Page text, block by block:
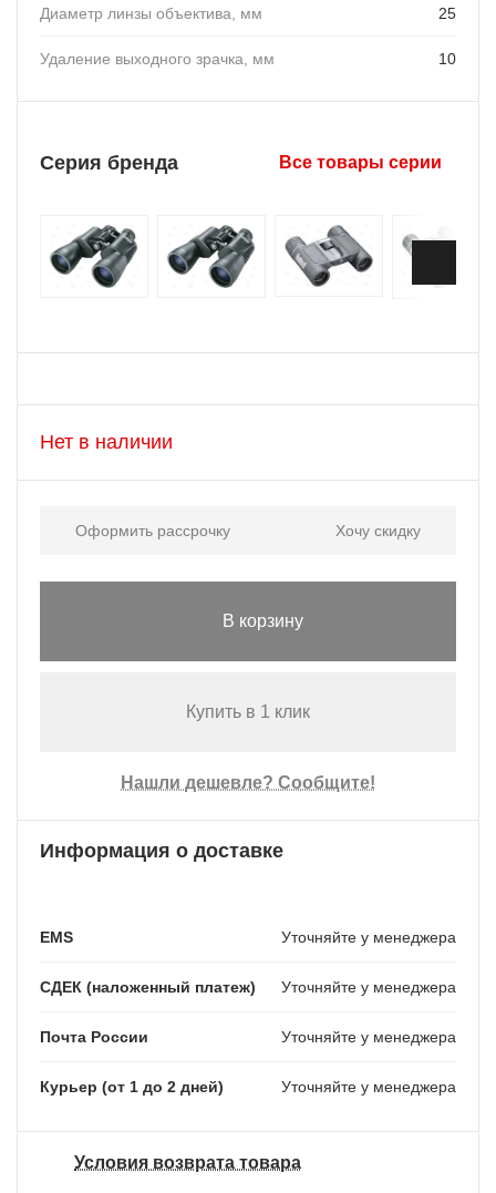
Диаметр линзы объектива, мм 25
Удаление выходного зрачка, мм 10
Серия бренда Все товары серии
Нет в наличии
Оформить рассрочку Хочу скидку
В корзину
Купить в 1 клик
Нашли дешевле? Сообщите!
Информация о доставке
EMS Уточняйте у менеджера
СДЕК (наложенный платеж) Уточняйте у менеджера
Почта России Уточняйте у менеджера
Курьер (от 1 до 2 дней) Уточняйте у менеджера
Условия возврата товара